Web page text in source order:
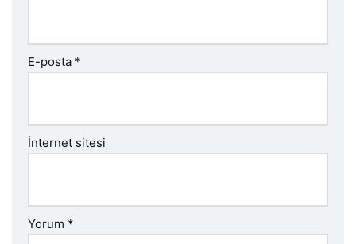
E-posta *
İnternet sitesi
Yorum *